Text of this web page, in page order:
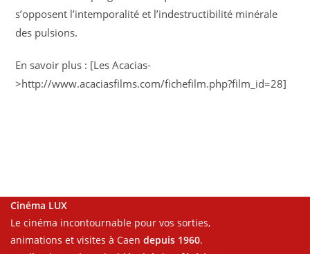
s’opposent l’intemporalité et l’indestructibilité minérale
des pulsions.
En savoir plus : [Les Acacias-
>http://www.acaciasfilms.com/fichefilm.php?film_id=28]
Cinéma LUX
Le cinéma incontournable pour vos sorties,
animations et visites à Caen depuis 1960.